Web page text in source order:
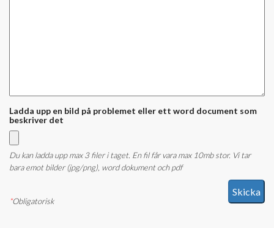
Ladda upp en bild på problemet eller ett word document som
beskriver det
Du kan ladda upp max 3 filer i taget. En fil får vara max 10mb stor. Vi tar
bara emot bilder (jpg/png), word dokument och pdf
*Obligatorisk